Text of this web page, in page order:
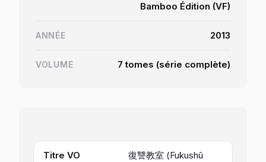
Bamboo Édition (VF)
ANNÉE 2013
VOLUME 7 tomes (série complète)
Titre VO
復讐教室 (Fukushû